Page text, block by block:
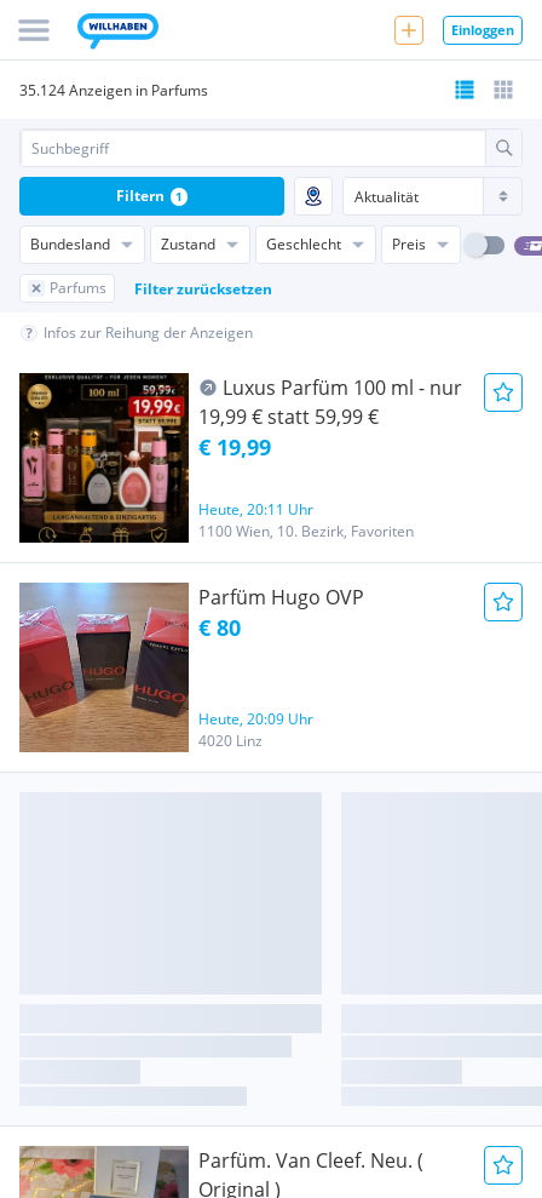
Einloggen
35.124 Anzeigen in Parfums
Bundesland Zustand Geschlecht Preis
Parfums Filter zurücksetzen
Filtern 1
Infos zur Reihung der Anzeigen
Luxus Parfüm 100 ml - nur
19,99 € statt 59,99 €
€ 19,99
Heute, 20:11 Uhr
1100 Wien, 10. Bezirk, Favoriten
Parfüm Hugo OVP
€ 80
Heute, 20:09 Uhr
4020 Linz
Parfüm. Van Cleef. Neu. (
Original )